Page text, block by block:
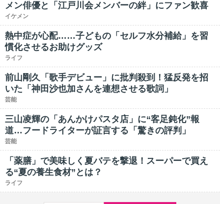
メン俳優と「江戸川会メンバーの絆」にファン歓喜
イケメン
熱中症が心配……子どもの「セルフ水分補給」を習
慣化させるお助けグッズ
ライフ
前山剛久「歌手デビュー」に批判殺到！猛反発を招
いた「神田沙也加さんを連想させる歌詞」
芸能
三山凌輝の「あんかけパスタ店」に“客足鈍化”報
道…フードライターが証言する「驚きの評判」
芸能
「薬膳」で美味しく夏バテを撃退！スーパーで買え
る“夏の養生食材”とは？
ライフ